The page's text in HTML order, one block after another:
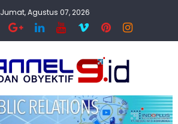
Jumat, Agustus 07, 2026